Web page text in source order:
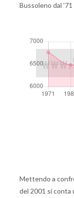
Bussoleno dal
Mettendo a
del 2001 si conta